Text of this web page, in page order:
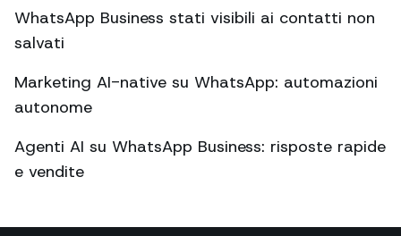
WhatsApp Business stati visibili ai contatti non
salvati
Marketing AI-native su WhatsApp: automazioni
autonome
Agenti AI su WhatsApp Business: risposte rapide
e vendite